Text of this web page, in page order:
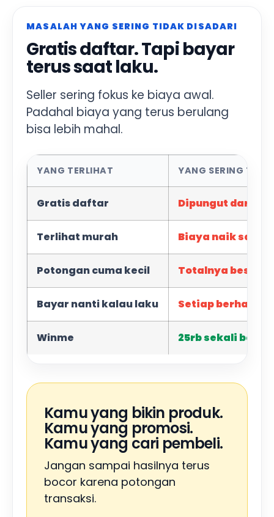
MASALAH YANG SERING TIDAK DISADARI
Gratis daftar. Tapi bayar
terus saat laku.
Seller sering fokus ke biaya awal.
Padahal biaya yang terus berulang
bisa lebih mahal.
YANG TERLIHAT YANG SERING
Gratis daftar Dipungut dari
Terlihat murah Biaya naik saat
Potongan cuma kecil Totalnya besar
Bayar nanti kalau laku Setiap berhasil
Winme 25rb sekali
Kamu yang bikin produk.
Kamu yang promosi.
Kamu yang cari pembeli.
Jangan sampai hasilnya terus
bocor karena potongan
transaksi.